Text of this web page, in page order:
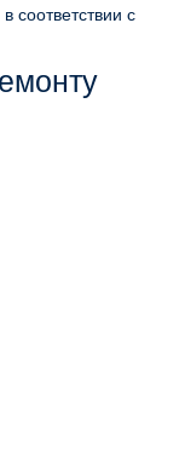
соответствии с